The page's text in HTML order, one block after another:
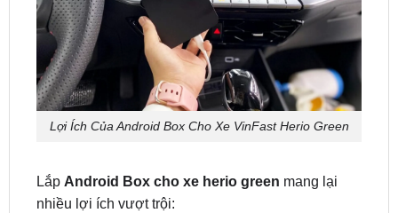
Lợi Ích Của Android Box Cho Xe VinFast Herio Green
LắpAndroid Box cho xe herio green mang lại
Tiết Kiệm Chi Phí: Giá từ